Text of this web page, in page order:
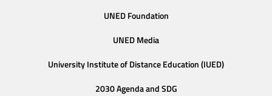
UNED Foundation
UNED Media
University Institute of Distance Education (IUED)
2030 Agenda and SDG